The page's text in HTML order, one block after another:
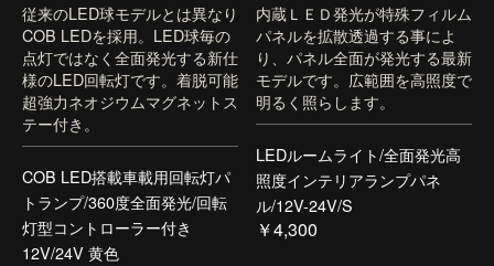
従来のLED球モデルとは異なり
COB LEDを採用。LED球毎の
点灯ではなく全面発光する新仕
様のLED回転灯です。着脱可能
超強力ネオジウムマグネットス
テー付き。
COB LED搭載車載用回転灯パ
トランプ/360度全面発光/回転
灯型コントローラー付き
12V/24V 黄色
内蔵ＬＥＤ発光が特殊フィルム
パネルを拡散透過する事によ
り、パネル全面が発光する最新
モデルです。広範囲を高照度で
明るく照らします。
LEDルームライト/全面発光高
照度インテリアランプパネ
ル/12V-24V/S
￥4,300